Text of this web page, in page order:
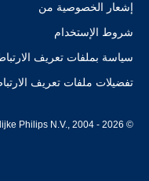
إشعار الخصوصية من
شروط الإستخدام
سياسة بملفات تعريف الارتباط
تفضيلات ملفات تعريف
© Koninklijke Philips N.V., 2004 - 2026. كل الحقوق محفوظة.